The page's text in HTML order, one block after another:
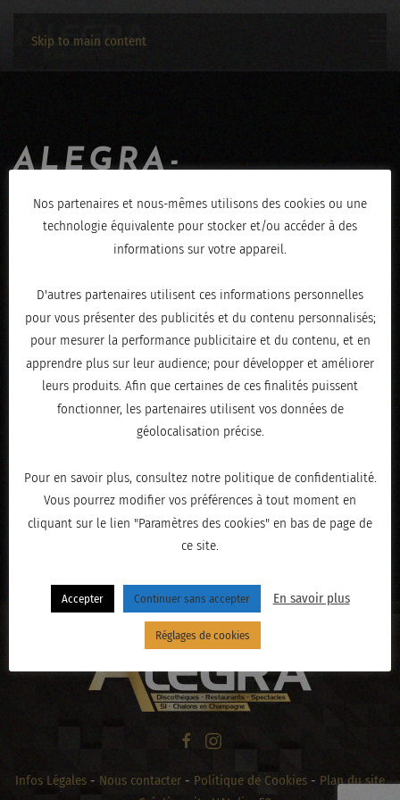
Skip to main content
ALEGRA-
JEROME_HENRY-
01112019-2769
Infos Légales - Nous contacter - Politique de Cookies - Plan du site
Nos partenaires et nous-mêmes utilisons des cookies ou une
technologie équivalente pour stocker et/ou accéder à des
informations sur votre appareil.
D'autres partenaires utilisent ces informations personnelles
pour vous présenter des publicités et du contenu personnalisés;
pour mesurer la performance publicitaire et du contenu, et en
apprendre plus sur leur audience; pour développer et améliorer
leurs produits. Afin que certaines de ces finalités puissent
fonctionner, les partenaires utilisent vos données de
géolocalisation précise.
Pour en savoir plus, consultez notre politique de confidentialité.
Vous pourrez modifier vos préférences à tout moment en
cliquant sur le lien "Paramètres des cookies" en bas de page de
ce site.
Accepter Continuer sans accepter En savoir plus
Réglages de cookies